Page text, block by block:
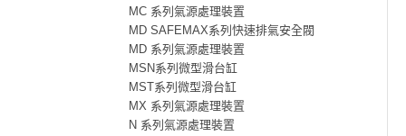
MC 系列氣源處理裝置
MD SAFEMAX系列快速排氣安全閥
MD 系列氣源處理裝置
MSN系列微型滑台缸
MST系列微型滑台缸
MX 系列氣源處理裝置
N 系列氣源處理裝置